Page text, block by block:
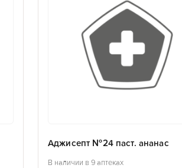
Аджисепт №24 паст. ананас
В наличии в 9 аптеках